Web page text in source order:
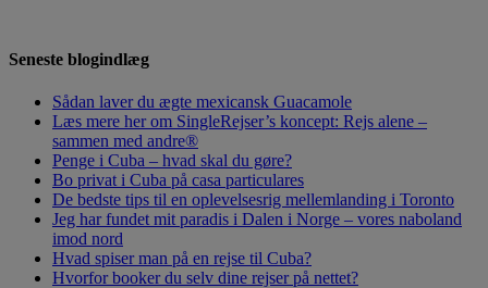
Seneste blogindlæg
Sådan laver du ægte mexicansk Guacamole
Læs mere her om SingleRejser’s koncept: Rejs alene –
sammen med andre®
Penge i Cuba – hvad skal du gøre?
Bo privat i Cuba på casa particulares
De bedste tips til en oplevelsesrig mellemlanding i Toronto
Jeg har fundet mit paradis i Dalen i Norge – vores naboland
imod nord
Hvad spiser man på en rejse til Cuba?
Hvorfor booker du selv dine rejser på nettet?